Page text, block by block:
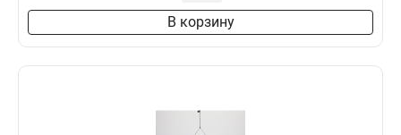
В корзину